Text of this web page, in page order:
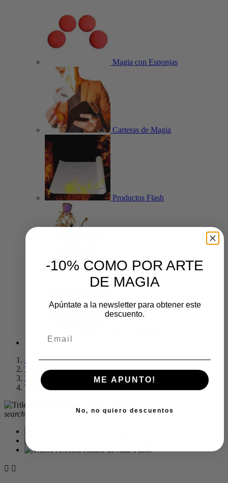
Magia con Esponjas
Carteras de Magia
Productos Flash
Magos de Papel
¡¡ Novedades !!
Inicio
Tipos de Magia
Magia de Escena y Salón
Trilero Arcoiris Jumbo de Juan Pablo
search
 
-10% COMO POR ARTE
DE MAGIA
Apúntate a la newsletter para obtener este
descuento.
ME APUNTO!
No, no quiero descuentos